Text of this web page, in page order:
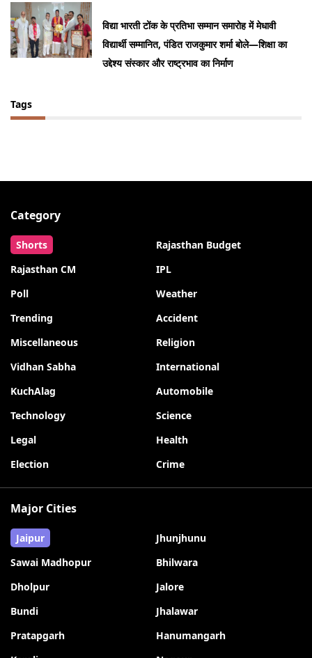
विद्या भारती टोंक के प्रतिभा सम्मान समारोह में मेधावी
विद्यार्थी सम्मानित, पंडित राजकुमार शर्मा बोले—शिक्षा का
उद्देश्य संस्कार और राष्ट्रभाव का निर्माण
Tags
Category
Shorts
Rajasthan Budget
Rajasthan CM
IPL
Poll
Weather
Trending
Accident
Miscellaneous
Religion
Vidhan Sabha
International
KuchAlag
Automobile
Technology
Science
Legal
Health
Election
Crime
Major Cities
Jaipur
Jhunjhunu
Sawai Madhopur
Bhilwara
Dholpur
Jalore
Bundi
Jhalawar
Pratapgarh
Hanumangarh